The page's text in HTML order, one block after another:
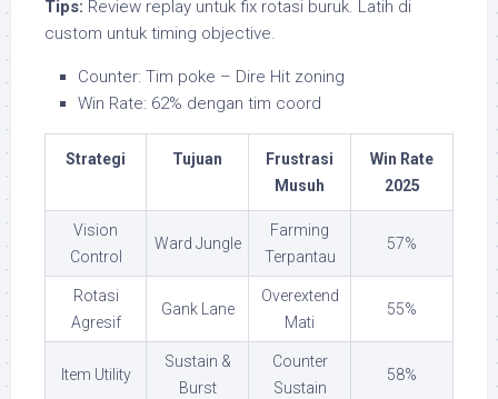
Tips: Review replay untuk fix rotasi buruk. Latih di
custom untuk timing objective.
Counter: Tim poke – Dire Hit zoning
Win Rate: 62% dengan tim coord
Strategi Tujuan
Frustrasi
Musuh
Win Rate
2025
Vision
Control
Ward Jungle
Farming
Terpantau
57%
Rotasi
Agresif
Gank Lane
Overextend
Mati
55%
Item Utility
Sustain &
Burst
Counter
Sustain
58%